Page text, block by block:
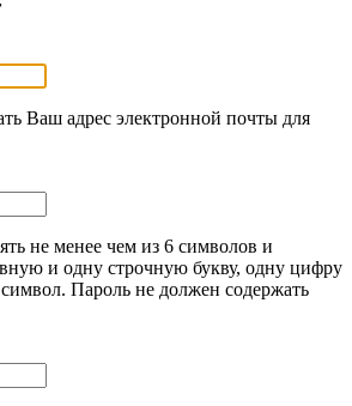
Ваш адрес электронной почты для
не менее чем из 6 символов и
и одну строчную букву, одну цифру
Пароль не должен содержать